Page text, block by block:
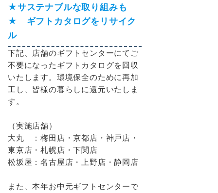
★サステナブルな取り組みも
★ ギフトカタログをリサイク
ル
下記、店舗のギフトセンターにてご
不要になったギフトカタログを回収
いたします。環境保全のために再加
工し、皆様の暮らしに還元いたしま
す。
（実施店舗）
大丸 ：梅田店・京都店・神戸店・
東京店・札幌店・下関店
松坂屋：名古屋店・上野店・静岡店
また、本年お中元ギフトセンターで